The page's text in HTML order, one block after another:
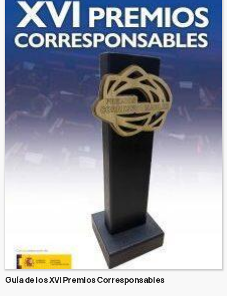
Guía de los XVI Premios Corresponsables